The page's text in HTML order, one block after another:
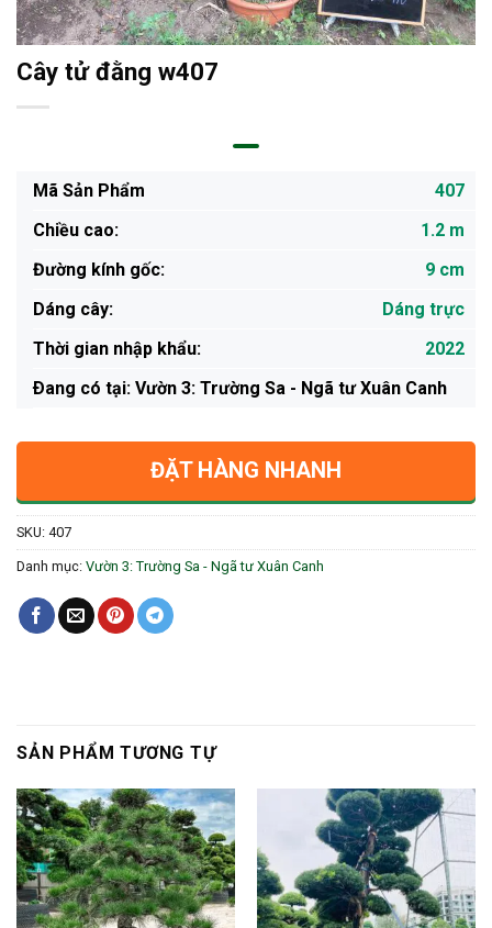
Cây tử đằng w407
Mã Sản Phẩm
407
Chiều cao:
1.2 m
Đường kính gốc:
9 cm
Dáng cây:
Dáng trực
Thời gian nhập khẩu:
2022
Ðang có tại: Vườn 3: Trường Sa - Ngã tư Xuân Canh
ĐẶT HÀNG NHANH
SKU: 407
Danh mục: Vườn 3: Trường Sa - Ngã tư Xuân Canh
SẢN PHẨM TƯƠNG TỰ